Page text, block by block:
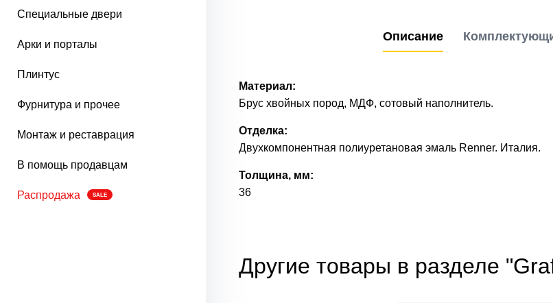
Специальные двери
Арки и порталы
Плинтус
Фурнитура и прочее
Монтаж и реставрация
В помощь продавцам
Распродажа SALE
Описание
Материал:
Брус хвойных пород, МДФ, сотовый наполнитель.
Отделка:
Двухкомпонентная полиуретановая эмаль Renner. Италия.
Толщина, мм:
36
Другие товары в разделе